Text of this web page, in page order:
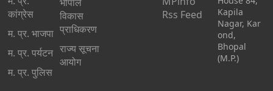
कांग्रेस
म. प्र. भाजपा
म. प्र. पर्यटन
म. प्र. पुलिस
विकास
प्राधिकरण
राज्य सूचना
आयोग
Rss Feed
Kapila
Nagar, Kar
ond,
Bhopal
(M.P.)